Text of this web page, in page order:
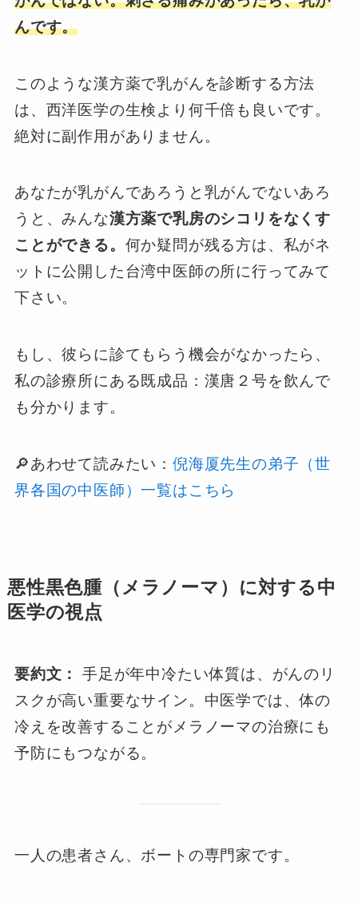
んです。
このような漢方薬で乳がんを診断する方法
は、西洋医学の生検より何千倍も良いです。
絶対に副作用がありません。
あなたが乳がんであろうと乳がんでないあろ
うと、みんな漢方薬で乳房のシコリをなくす
ことができる。 何か疑問が残る方は、私がネ
ットに公開した台湾中医師の所に行ってみて
下さい。
もし、彼らに診てもらう機会がなかったら、
私の診療所にある既成品：漢唐２号を飲んで
も分かります。
🔎あわせて読みたい： 倪海厦先生の弟子（世
界各国の中医師）一覧はこちら
悪性黒色腫（メラノーマ）に対する中
医学の視点
要約文：
手足が年中冷たい体質は、がんのリ
スクが高い重要なサイン。中医学では、体の
冷えを改善することがメラノーマの治療にも
予防にもつながる。
一人の患者さん、ボートの専門家です。